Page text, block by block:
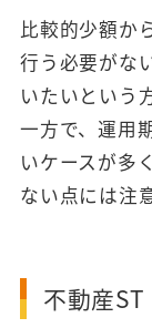
比較的少額か
行う必要がな
いたいという
一方で、運用
いケースが多
ない点には注
不動産ST